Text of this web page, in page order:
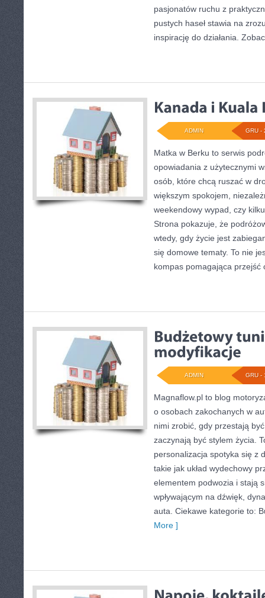
pasjonatów ruchu z
pustych haseł stawia na
inspirację do działania.
GRU -
ADMIN
Matka w Berku to serwis
opowiadania z użytecznymi
osób, które chcą ruszać w
większym spokojem,
weekendowy wypad, czy
Strona pokazuje, że
wtedy, gdy życie jest
się domowe tematy. To nie
kompas pomagająca przejść
GRU -
ADMIN
Magnaflow.pl to blog
o osobach zakochanych w
nimi zrobić, gdy przestają
zaczynają być stylem życia.
personalizacja spotyka się z
takie jak układ wydechowy
elementem podwozia i stają
wpływającym na dźwięk,
auta. Ciekawe kategorie to:
More ]